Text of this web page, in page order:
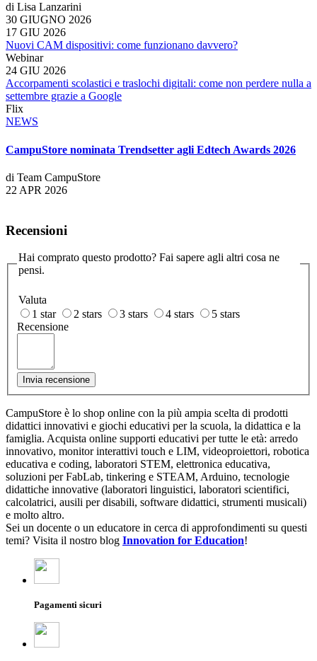
di Lisa Lanzarini
30 GIUGNO 2026
17 GIU 2026
Nuovi CAM dispositivi: come funzionano davvero?
Webinar
24 GIU 2026
Accorpamenti scolastici e traslochi digitali: come non perdere nulla a
settembre grazie a Google
Flix
NEWS
CampuStore nominata Trendsetter agli Edtech Awards 2026
di Team CampuStore
22 APR 2026
Recensioni
Hai comprato questo prodotto? Fai sapere agli altri cosa ne
pensi.
Valuta
1 star
2 stars 3 stars 4 stars
5 stars
Recensione
Invia recensione
CampuStore è lo shop online con la più ampia scelta di prodotti
didattici innovativi e giochi educativi per la scuola, la didattica e la
famiglia. Acquista online supporti educativi per tutte le età: arredo
innovativo, monitor interattivi touch e LIM, videoproiettori, robotica
educativa e coding, laboratori STEM, elettronica educativa,
soluzioni per FabLab, tinkering e STEAM, Arduino, tecnologie
didattiche innovative (laboratori linguistici, laboratori scientifici,
calcolatrici, ausili per disabili, software didattici, strumenti musicali)
e molto altro.
Sei un docente o un educatore in cerca di approfondimenti su questi
temi? Visita il nostro blog Innovation for Education!
Pagamenti sicuri